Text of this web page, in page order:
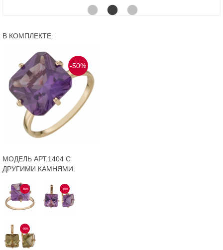
В КОМПЛЕКТЕ:
-50%
МОДЕЛЬ АРТ.1404 С
ДРУГИМИ КАМНЯМИ:
-50% -50%
-50%